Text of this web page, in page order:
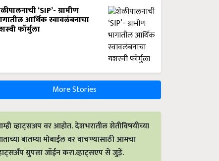
‘SIP’- ग्रामीण
आर्थिक स्वावलंबनाचा
फॉर्मुला
More Stories
व्हाट्सअप वर आहोत. देशभरातील शेतीविषयीच्या
बातम्या मोबाईल वर वाचण्यासाठी आमचा
ग्रुपला जॉईन करा.व्हाट्सएप से जुड़ें.